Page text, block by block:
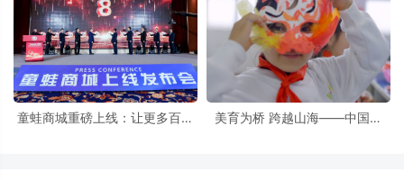
童蛙商城重磅上线：让更多百姓
美育为桥 跨越山海——中国人